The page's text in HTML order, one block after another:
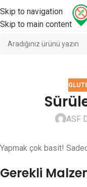
Skip to navigation
Skip to main content
ASF
Yapmak çok basit!
Gerekli